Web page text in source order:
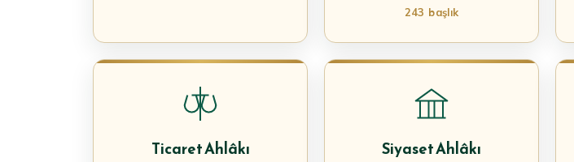
243 başlık
Ticaret Ahlâkı Siyaset Ahlâkı